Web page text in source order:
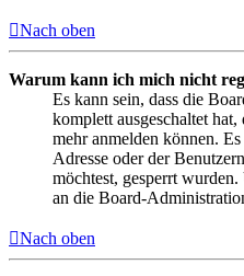
Nach oben
Warum kann ich mich nicht
Es kann sein, dass die
komplett ausgeschaltet
mehr anmelden können.
Adresse oder der
möchtest, gesperrt
an die Board-
Nach oben